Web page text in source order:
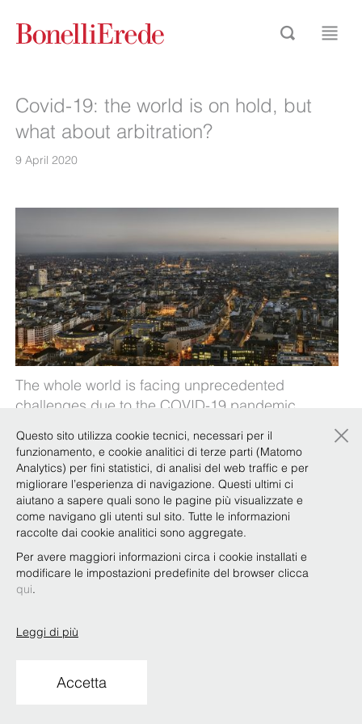
Covid-19: the world is on hold, but
what about arbitration?
9 April 2020
The whole world is facing unprecedented
challenges due to the COVID-19 pandemic.
Our Focus Team International Arbitration
addresses some questions that practitioners and
clients may have in respect of ongoing arbitration
proceedings and/or commencing new
arbitrations in the document available
Studio Legale 2019
Questo sito utilizza cookie tecnici, necessari per il
funzionamento, e cookie analitici di terze parti (Matomo
Analytics) per fini statistici, di analisi del web traffic e per
migliorare l’esperienza di navigazione. Questi ultimi ci
aiutano a sapere quali sono le pagine più visualizzate e
come navigano gli utenti sul sito. Tutte le informazioni
raccolte dai cookie analitici sono aggregate.
Per avere maggiori informazioni circa i cookie installati e
modificare le impostazioni predefinite del browser clicca
qui.
Leggi di più
Accetta
×